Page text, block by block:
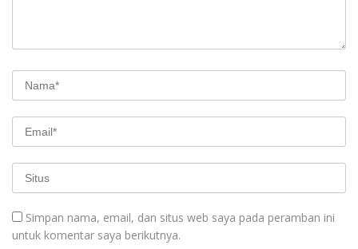
Simpan nama, email, dan situs web saya pada peramban ini
untuk komentar saya berikutnya.